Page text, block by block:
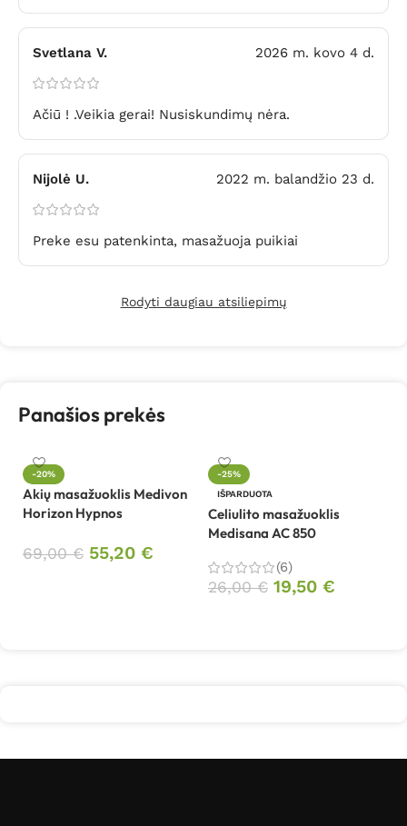
Svetlana V. 2026 m. kovo 4 d.
Ačiū ! .Veikia gerai! Nusiskundimų nėra.
Nijolė U. 2022 m. balandžio 23 d.
Preke esu patenkinta, masažuoja puikiai
Rodyti daugiau atsiliepimų
Panašios prekės
-20%
Akių masažuoklis Medivon
Horizon Hypnos
69,00€ 55,20 €
-25%
IŠPARDUOTA
Celiulito masažuoklis
Medisana AC 850
(6)
26,00€ 19,50 €